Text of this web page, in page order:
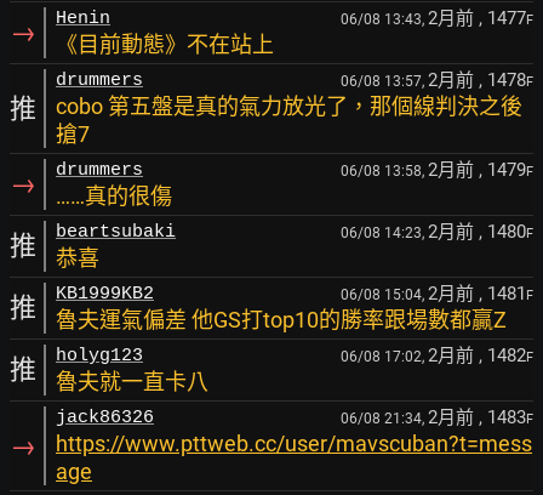
→ Henin 06/08 13:43, 2月前 , 1477F
《目前動態》不在站上
推
drummers 06/08 13:57, 2月前 , 1478F
cobo 第五盤是真的氣力放光了，那個線判決之後
搶7
→ drummers 06/08 13:58, 2月前 , 1479F
……真的很傷
推 beartsubaki 06/08 14:23, 2月前 , 1480F
恭喜
推 KB1999KB2 06/08 15:04, 2月前 , 1481 F
魯夫運氣偏差 他GS打top10的勝率跟場數都贏Z
推 holyg123 06/08 17:02, 2月前 , 1482F
魯夫就一直卡八
→
jack86326 06/08 21:34, 2月前 , 1483F
https://www.pttweb.cc/user/mavscuban?t=mess
age